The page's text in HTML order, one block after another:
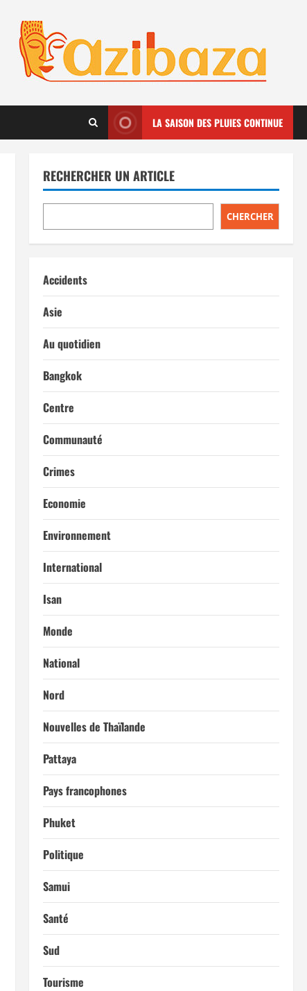
LA SAISON DES PLUIES CONTINUE
RECHERCHER UN ARTICLE
CHERCHER
Accidents
Asie
Au quotidien
Bangkok
Centre
Communauté
Crimes
Economie
Environnement
International
Isan
Monde
National
Nord
Nouvelles de Thaïlande
Pattaya
Pays francophones
Phuket
Politique
Samui
Santé
Sud
Tourisme